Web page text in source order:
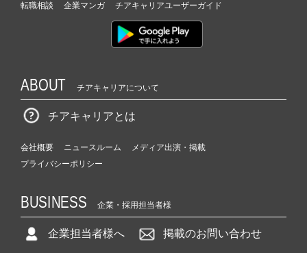
転職相談
企業マンガ チアキャリアユーザーガイド
ABOUT チアキャリアについて
チアキャリアとは
会社概要 ニュースルーム
メディア出演・掲載
プライバシーポリシー
BUSINESS 企業・採用担当者様
企業担当者様へ 掲載のお問い合わせ